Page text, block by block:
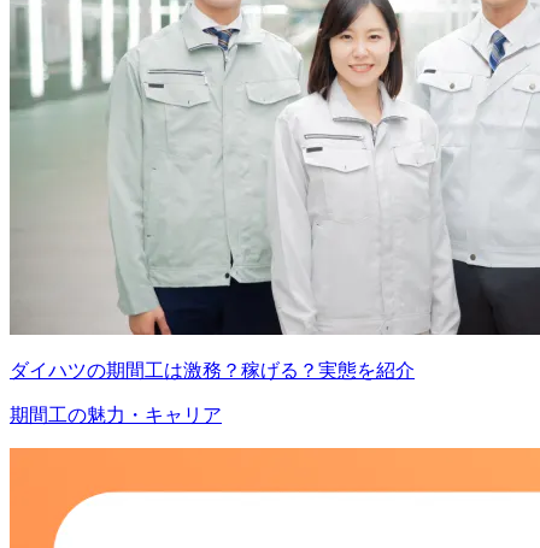
ダイハツの期間工は激務？稼げる？実態を紹介
期間工の魅力・キャリア